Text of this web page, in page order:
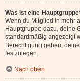
Was ist eine
Wenn du Mitglied in mehr
Hauptgruppe dazu, deine
standardmäßig angezeigt
Berechtigung geben,
festzulegen.
Nach oben